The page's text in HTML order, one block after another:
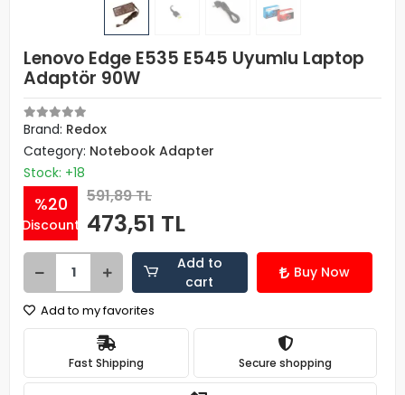
Lenovo Edge E535 E545 Uyumlu Laptop
Adaptör 90W
Brand: Redox
Category: Notebook Adapter
Stock: +18
%20
Discount
591,89 TL
473,51 TL
Add to
cart
Buy Now
Add to my favorites
Fast Shipping Secure shopping